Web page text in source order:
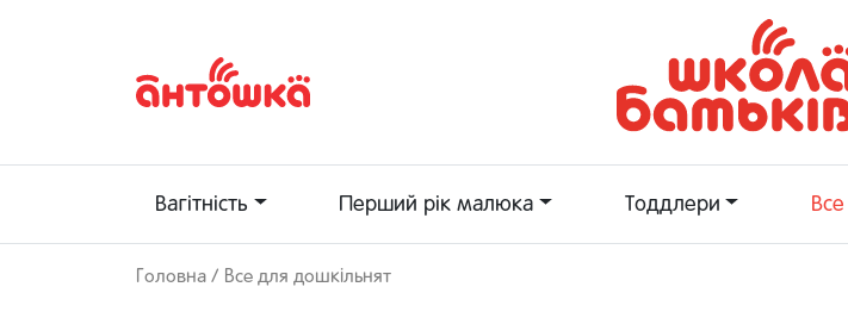
Вагітність Перший рік малюка Тоддлери
Головна / Все для дошкільнят